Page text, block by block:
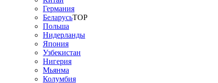
Германия
БеларусьTOP
Польша
Нидерланды
Япония
Узбекистан
Нигерия
Мьянма
Колумбия